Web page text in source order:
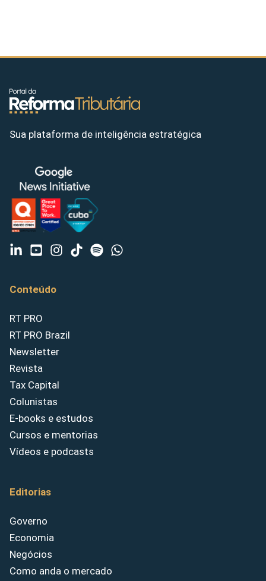
Sua plataforma de inteligência estratégica
Conteúdo
RT PRO
RT PRO Brazil
Newsletter
Revista
Tax Capital
Colunistas
E-books e estudos
Cursos e mentorias
Vídeos e podcasts
Editorias
Governo
Economia
Negócios
Como anda o mercado